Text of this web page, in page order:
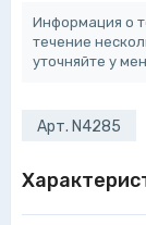
Информация о
течение
уточняйте у
Арт. N4285